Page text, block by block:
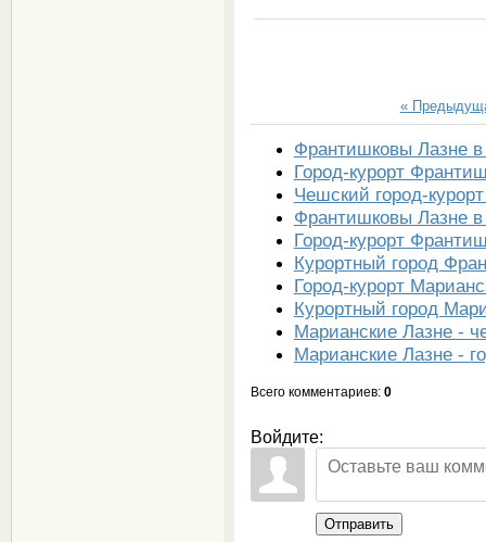
«
Франтишковы Лазне
Город-курорт
Чешский город-
Франтишковы Лазне
Город-курорт
Курортный город
Город-курорт
Курортный город
Марианские Лазне -
Марианские Лазне -
Всего комментариев: 0
Войдите:
Отправить